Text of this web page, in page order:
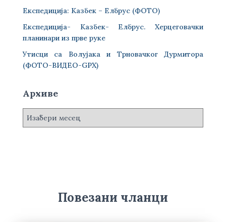
Експедиција: Казбек – Елбрус (ФОТО)
Експедиција- Казбек- Елбрус. Херцеговачки
планинари из прве руке
Утисци са Волујака и Трновачког Дурмитора
(ФОТО-ВИДЕО-GPX)
Архиве
А
Повезани чланци